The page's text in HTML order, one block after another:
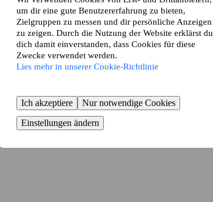
um dir eine gute Benutzererfahrung zu bieten,
Zielgruppen zu messen und dir persönliche Anzeigen
zu zeigen. Durch die Nutzung der Website erklärst du
dich damit einverstanden, dass Cookies für diese
Zwecke verwendet werden.
Lies mehr in unserer Cookie-Richtlinie
Ich akzeptiere
Nur notwendige Cookies
Einstellungen ändern